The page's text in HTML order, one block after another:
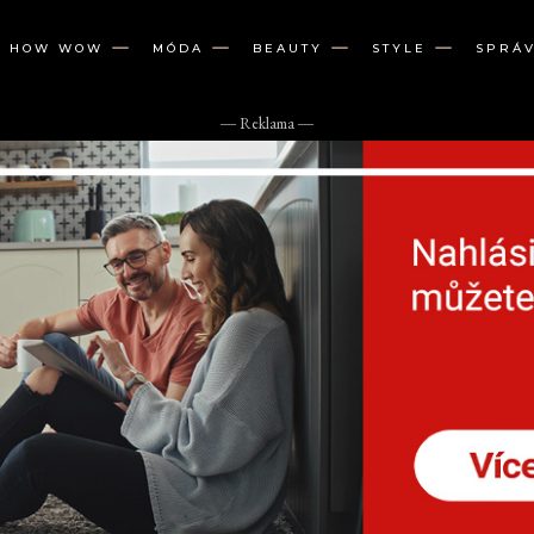
HOW WOW MÓDA BEAUTY STYLE
― Reklama ―